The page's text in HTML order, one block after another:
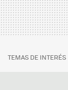
TEMAS DE INTERÉS